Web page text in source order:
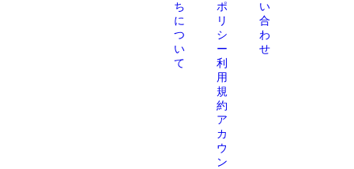
ち
に
つ
い
て
ポ
リ
シ
ー
利
用
規
約
ア
カ
ウ
ン
い
合
わ
せ